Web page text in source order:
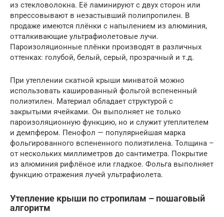
из стекловолокна. Её ламинируют с двух сторон или
впрессовывают в незастывший полипропилен. В
продаже имеются плёнки с напылением из алюминия,
отталкивающие ультрафиолетовые лучи.
Пароизоляционные плёнки производят в различных
оттенках: голубой, белый, серый, прозрачный и т.д.
При утеплении скатной крыши минватой можно
использовать кашированный фольгой вспененный
полиэтилен. Материал обладает структурой с
закрытыми ячейками. Он выполняет не только
пароизоляционную функцию, но и служит утеплителем
и демпфером. Пенофол — популярнейшая марка
фольгированного вспененного полиэтилена. Толщина –
от нескольких миллиметров до сантиметра. Покрытие
из алюминия рифлёное или гладкое. Фольга выполняет
функцию отражения лучей ультрафиолета.
Утепление крыши по стропилам – пошаговый
алгоритм